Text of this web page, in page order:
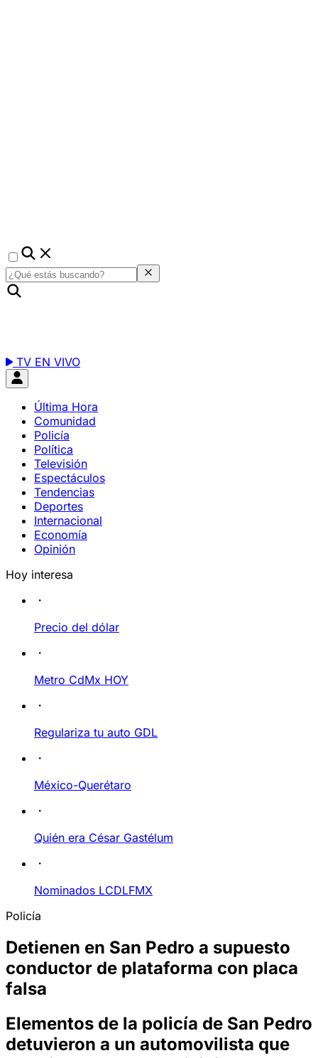
TV EN VIVO
Última Hora
Comunidad
Policía
Política
Televisión
Espectáculos
Tendencias
Deportes
Internacional
Economía
Opinión
Hoy interesa
Precio del dólar
Metro CdMx HOY
Regulariza tu auto GDL
México-Querétaro
Quién era César Gastélum
Nominados LCDLFMX
Policía
Detienen en San Pedro a supuesto
conductor de plataforma con placa
falsa
Elementos de la policía de San Pedro
detuvieron a un automovilista que